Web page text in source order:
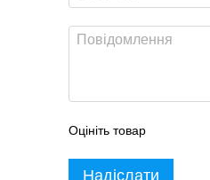
Оцініть товар
Надіслати